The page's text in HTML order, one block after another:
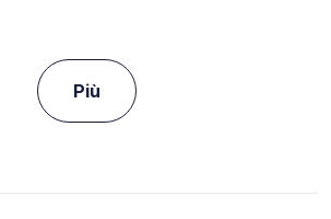
Più